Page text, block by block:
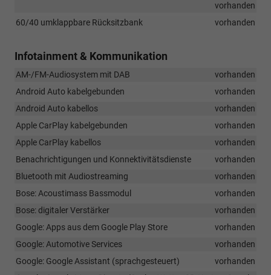
vorhanden
60/40 umklappbare Rücksitzbank
vorhanden
Infotainment & Kommunikation
AM-/FM-Audiosystem mit DAB
vorhanden
Android Auto kabelgebunden
vorhanden
Android Auto kabellos
vorhanden
Apple CarPlay kabelgebunden
vorhanden
Apple CarPlay kabellos
vorhanden
Benachrichtigungen und Konnektivitätsdienste
vorhanden
Bluetooth mit Audiostreaming
vorhanden
Bose: Acoustimass Bassmodul
vorhanden
Bose: digitaler Verstärker
vorhanden
Google: Apps aus dem Google Play Store
vorhanden
Google: Automotive Services
vorhanden
Google: Google Assistant (sprachgesteuert)
vorhanden